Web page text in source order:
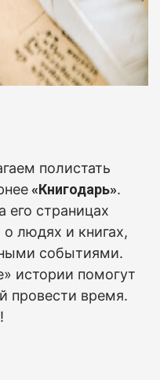
полистать
«Книгодарь».
его страницах
людях и книгах,
событиями.
истории помогут
провести время.